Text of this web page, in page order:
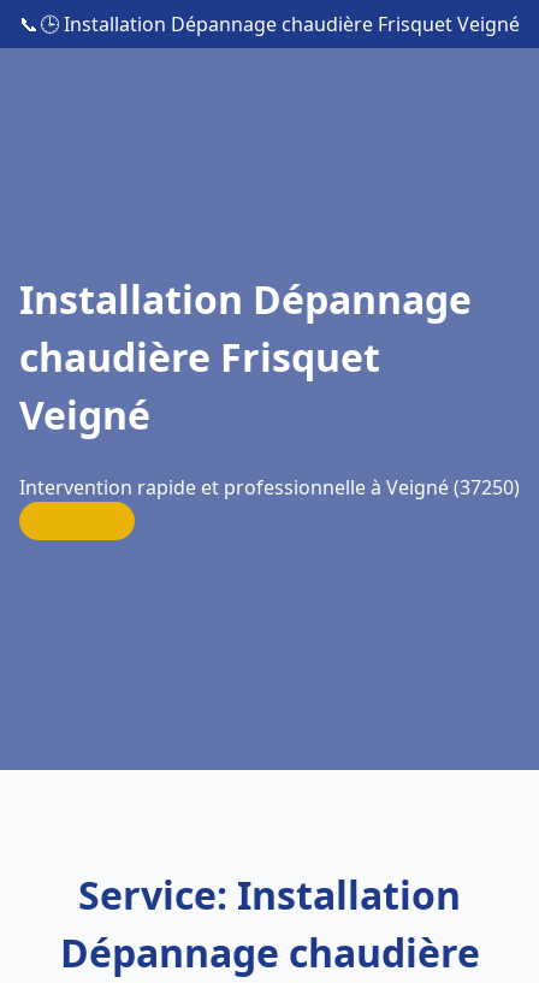
📞🕒 Installation Dépannage chaudière Frisquet Veigné
Installation Dépannage
chaudière Frisquet
Veigné
Intervention rapide et professionnelle à Veigné (37250)
Service: Installation
Dépannage chaudière